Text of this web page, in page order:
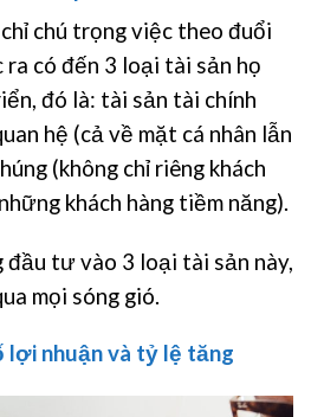
chú trọng việc theo đuổi
có đến 3 loại tài sản họ
đó là: tài sản tài chính
hệ (cả về mặt cá nhân lẫn
(không chỉ riêng khách
khách hàng tiềm năng).
tư vào 3 loại tài sản này,
mọi sóng gió.
lợi nhuận và tỷ lệ tăng